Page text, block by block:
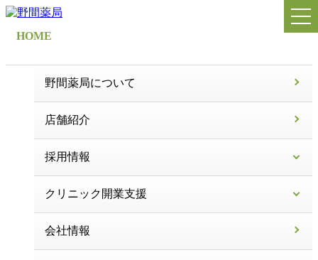
HOME
野間薬局について
店舗紹介
採用情報
クリニック開業支援
会社情報